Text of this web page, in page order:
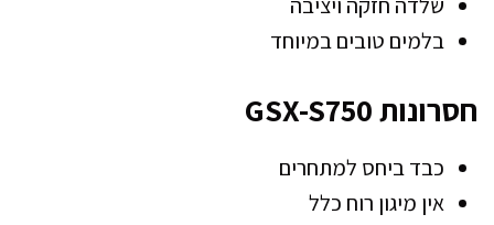
שלדה חזקה ויציבה
בלמים טובים במיוחד
חסרונות GSX-S750
כבד ביחס למתחרים
אין מיגון רוח כלל